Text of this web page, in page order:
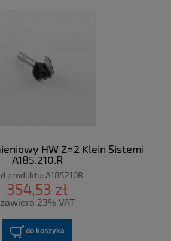
HW Z=2 Klein Sistemi
A185.210.R
produktu: A185210R
354,53 zł
zawiera 23% VAT
do koszyka